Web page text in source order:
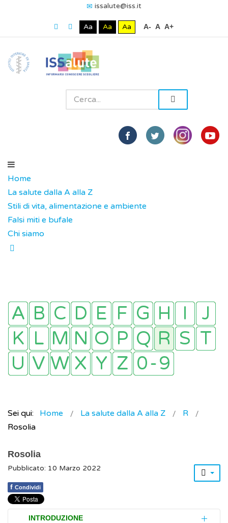
issalute@iss.it
Aa Aa Aa A- A A+
Home
La salute dalla A alla Z
Stili di vita, alimentazione e ambiente
Falsi miti e bufale
Chi siamo
Sei qui: Home La salute dalla A alla Z
R
Rosolia
Rosolia
Pubblicato: 10 Marzo 2022
f Condividi
INTRODUZIONE